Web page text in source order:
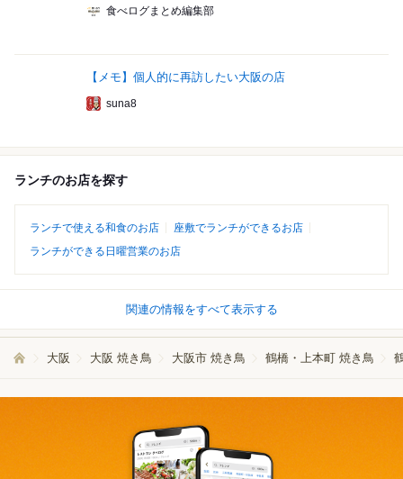
食べログまとめ編集部
【メモ】個人的に再訪したい大阪の店
suna8
ランチのお店を探す
ランチで使える和食のお店
座敷でランチができるお店
ランチができる日曜営業のお店
関連の情報をすべて表示する
大阪 大阪 焼き鳥 大阪市 焼き鳥 鶴橋・上本町 焼き鳥